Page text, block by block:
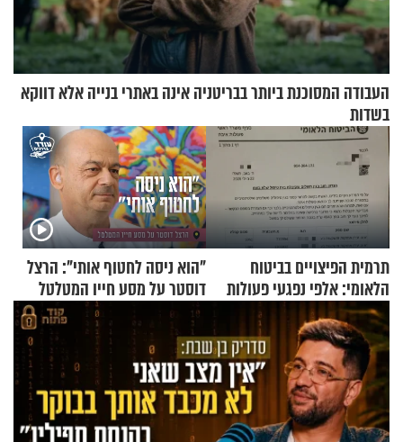
העבודה המסוכנת ביותר בבריטניה אינה באתרי בנייה אלא דווקא
בשדות
תרמית הפיצויים בביטוח
הלאומי: אלפי נפגעי פעולות
איבה קיבלו כספים במירמה
"הוא ניסה לחטוף אותי": הרצל
דוסטר על מסע חייו המטלטל